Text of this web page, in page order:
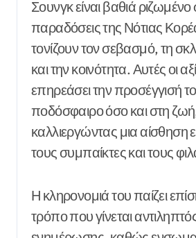
Σουνγκ είναι βαθιά ριζωμένο
παραδόσεις της Νότιας
τονίζουν τον σεβασμό, τη
και την κοινότητα. Αυτές οι
επηρεάσει την προσέγγισή
ποδόσφαιρο όσο και στη
καλλιεργώντας μια αίσθηση
τους συμπαίκτες και τους
Η κληρονομιά του παίζει
τρόπο που γίνεται